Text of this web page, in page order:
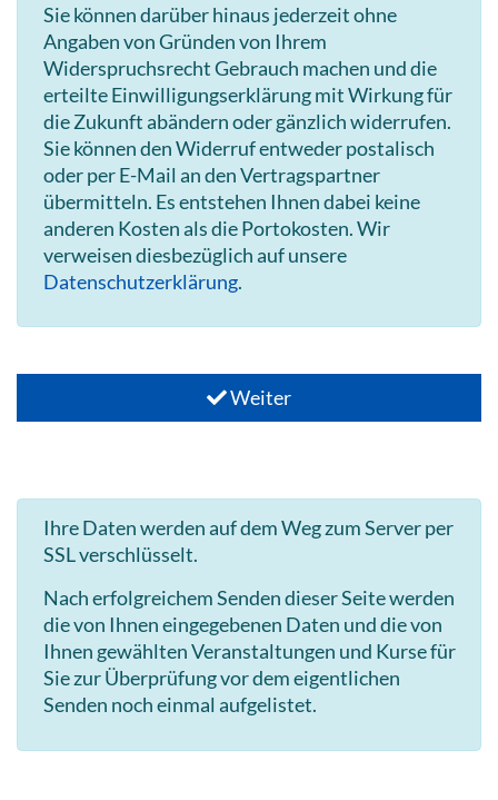
Sie können darüber hinaus jederzeit ohne
Angaben von Gründen von Ihrem
Widerspruchsrecht Gebrauch machen und die
erteilte Einwilligungserklärung mit Wirkung für
die Zukunft abändern oder gänzlich widerrufen.
Sie können den Widerruf entweder postalisch
oder per E-Mail an den Vertragspartner
übermitteln. Es entstehen Ihnen dabei keine
anderen Kosten als die Portokosten. Wir
verweisen diesbezüglich auf unsere
Datenschutzerklärung.
Weiter
Ihre Daten werden auf dem Weg zum Server per
SSL verschlüsselt.
Nach erfolgreichem Senden dieser Seite werden
die von Ihnen eingegebenen Daten und die von
Ihnen gewählten Veranstaltungen und Kurse für
Sie zur Überprüfung vor dem eigentlichen
Senden noch einmal aufgelistet.